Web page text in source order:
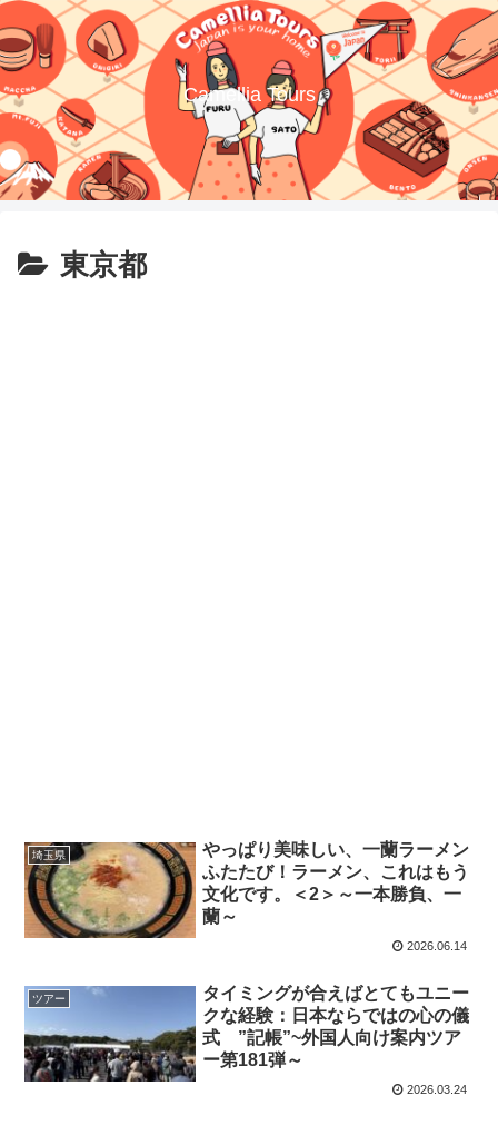
Camellia Tours
東京都
埼玉県
やっぱり美味しい、一蘭ラーメン
ふたたび！ラーメン、これはもう
文化です。＜2＞～一本勝負、一
蘭～
2026.06.14
ツアー
タイミングが合えばとてもユニー
クな経験：日本ならではの心の儀
式 ”記帳”~外国人向け案内ツア
ー第181弾～
2026.03.24